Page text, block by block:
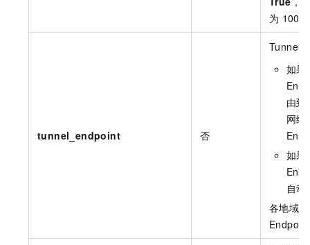
为
tunnel_endpoint 否
Tunnel
如果
由到
网络
如果
自动
各地域
Endpoint